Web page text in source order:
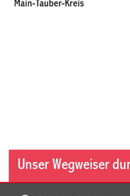
Unser Wegweiser